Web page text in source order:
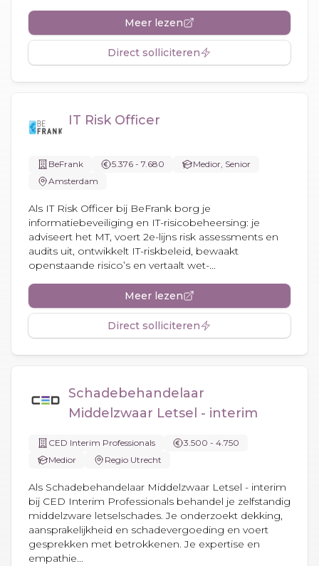
Meer lezen
Direct solliciteren
IT Risk Officer
BeFrank 5.376 - 7.680
Medior, Senior
Amsterdam
Als IT Risk Officer bij BeFrank borg je
informatiebeveiliging en IT-risicobeheersing: je
adviseert het MT, voert 2e-lijns risk assessments en
audits uit, ontwikkelt IT-riskbeleid, bewaakt
openstaande risico’s en vertaalt wet-...
Meer lezen
Direct solliciteren
Schadebehandelaar
Middelzwaar Letsel - interim
CED Interim Professionals
3.500 - 4.750
Medior
Regio Utrecht
Als Schadebehandelaar Middelzwaar Letsel - interim
bij CED Interim Professionals behandel je zelfstandig
middelzware letselschades. Je onderzoekt dekking,
aansprakelijkheid en schadevergoeding en voert
gesprekken met betrokkenen. Je expertise en
empathie...